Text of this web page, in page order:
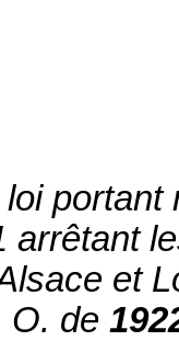
arrêtant
et
O. de